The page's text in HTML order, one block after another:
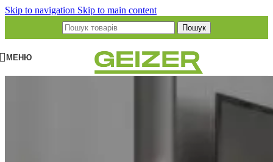
Skip to navigation Skip to main content
Пошук
МЕНЮ